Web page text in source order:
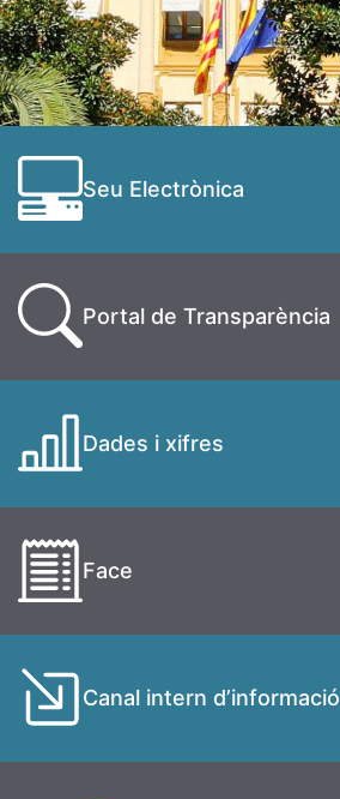
Seu Electrònica
Portal de Transparència
Dades i xifres
Face
Canal intern d’informació